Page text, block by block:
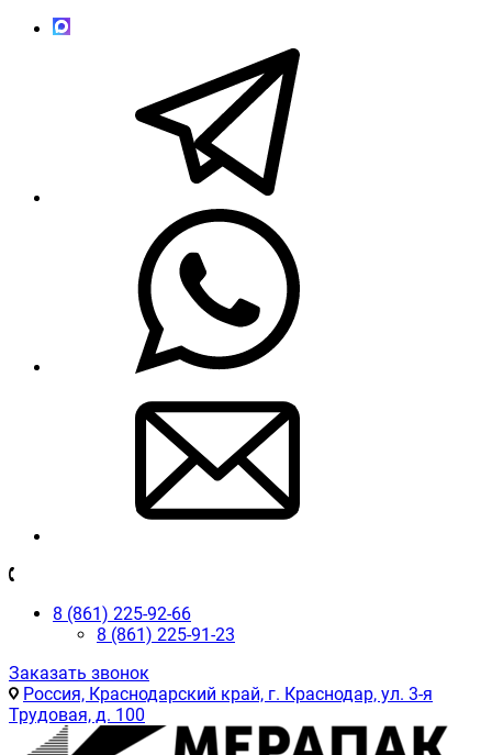
8 (861) 225-92-66
8 (861) 225-91-23
Заказать звонок
Россия, Краснодарский край, г. Краснодар, ул. 3-я
Трудовая, д. 100